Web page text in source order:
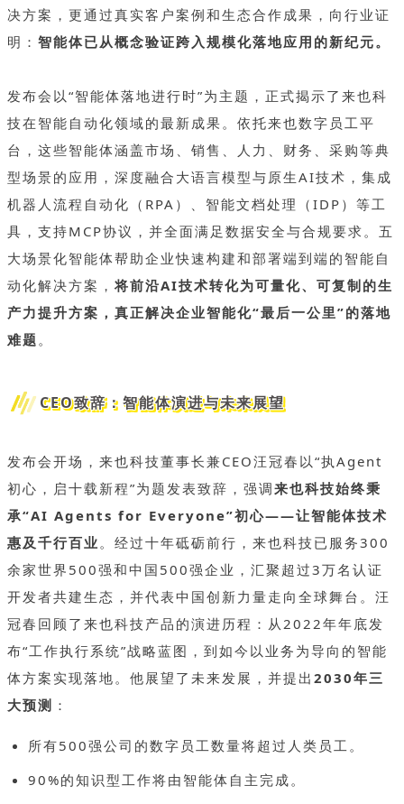
决方案，更通过真实客户案例和生态合作成果，向行业证
明： 智能体已从概念验证跨入规模化落地应用的新纪元。
发布会以“智能体落地进行时”为主题，正式揭示了来也科
技在智能自动化领域的最新成果。依托来也数字员工平
台，这些智能体涵盖市场、销售、人力、财务、采购等典
型场景的应用，深度融合大语言模型与原生AI技术，集成
机器人流程自动化（RPA）、智能文档处理（IDP）等工
具，支持MCP协议，并全面满足数据安全与合规要求。五
大场景化智能体帮助企业快速构建和部署端到端的智能自
动化解决方案，将前沿AI技术转化为可量化、可复制的生
产力提升方案，真正解决企业智能化“最后一公里”的落地
难题。
CEO致辞：智能体演进与未来展望
发布会开场，来也科技董事长兼CEO汪冠春以“执Agent
初心，启十载新程”为题发表致辞，强调来也科技始终秉
承“AI Agents for Everyone”初心——让智能体技术
惠及千行百业。经过十年砥砺前行，来也科技已服务300
余家世界500强和中国500强企业，汇聚超过3万名认证
开发者共建生态，并代表中国创新力量走向全球舞台。汪
冠春回顾了来也科技产品的演进历程：从2022年年底发
布“工作执行系统”战略蓝图，到如今以业务为导向的智能
体方案实现落地。他展望了未来发展，并提出 2030年三
大预测 ：
所有500强公司的数字员工数量将超过人类员工。
90%的知识型工作将由智能体自主完成。